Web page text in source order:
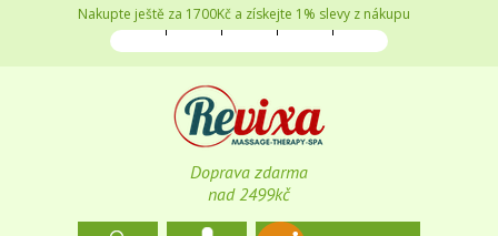
Doprava zdarma
nad 2499kč
Nakupte ještě za 1700Kč a získejte 1% slevy z nákupu